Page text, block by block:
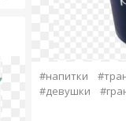
#напитки
#девушки